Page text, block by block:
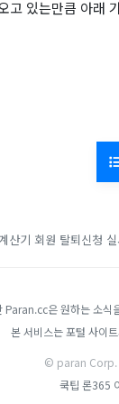
고 있는만큼 아래
산기 회원 탈퇴신청
Paran.cc은 원하는 소식
본 서비스는 포털 사이
© paran Corp.
쿡팁 론365